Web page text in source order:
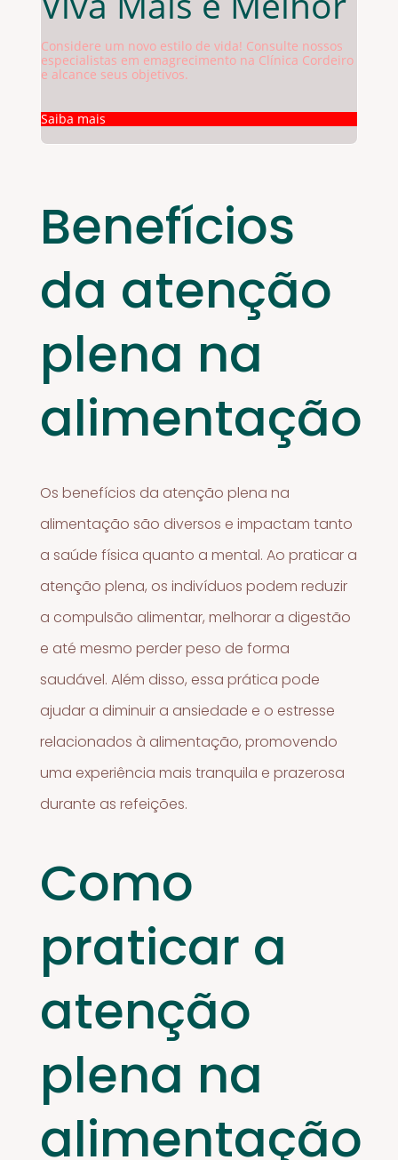
Considere um novo estilo de vida! Consulte nossos
especialistas em emagrecimento na Clínica Cordeiro
e alcance seus objetivos.
Saiba mais
Benefícios
da atenção
plena na
alimentação
Os benefícios da atenção plena na
alimentação são diversos e impactam tanto
a saúde física quanto a mental. Ao praticar a
atenção plena, os indivíduos podem reduzir
a compulsão alimentar, melhorar a digestão
e até mesmo perder peso de forma
saudável. Além disso, essa prática pode
ajudar a diminuir a ansiedade e o estresse
relacionados à alimentação, promovendo
uma experiência mais tranquila e prazerosa
durante as refeições.
Como
praticar a
atenção
plena na
alimentação